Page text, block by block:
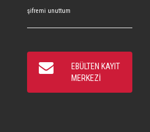
şifremi unuttum
EBÜLTEN KAYIT
MERKEZİ